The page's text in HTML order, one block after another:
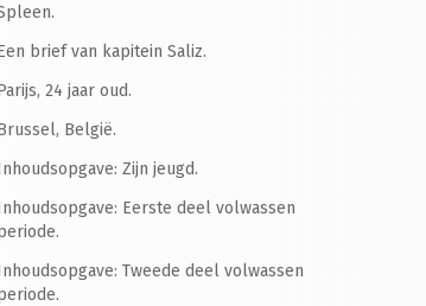
brief van kapitein Saliz.
24 jaar oud.
België.
Zijn jeugd.
Eerste deel volwassen
Tweede deel volwassen